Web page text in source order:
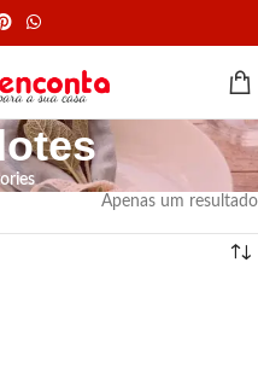
Apenas um resultado